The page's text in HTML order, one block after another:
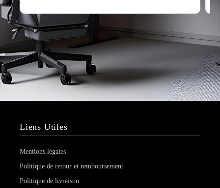
Liens Utiles
Mentions légales
Politique de retour et remboursement
Politique de livraison